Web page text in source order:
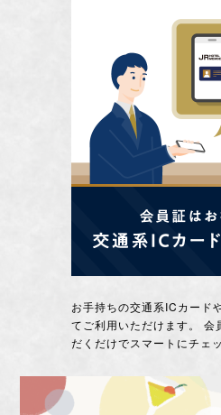
お手持ちの交通系ICカード
てご利用いただけます。 会
だくだけでスマートにチェ